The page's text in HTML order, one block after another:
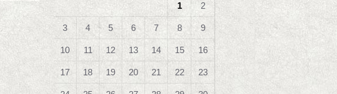
1 2
3 4 5 6 7 8 9
10 11 12 13 14 15 16
17 18 19 20 21 22 23